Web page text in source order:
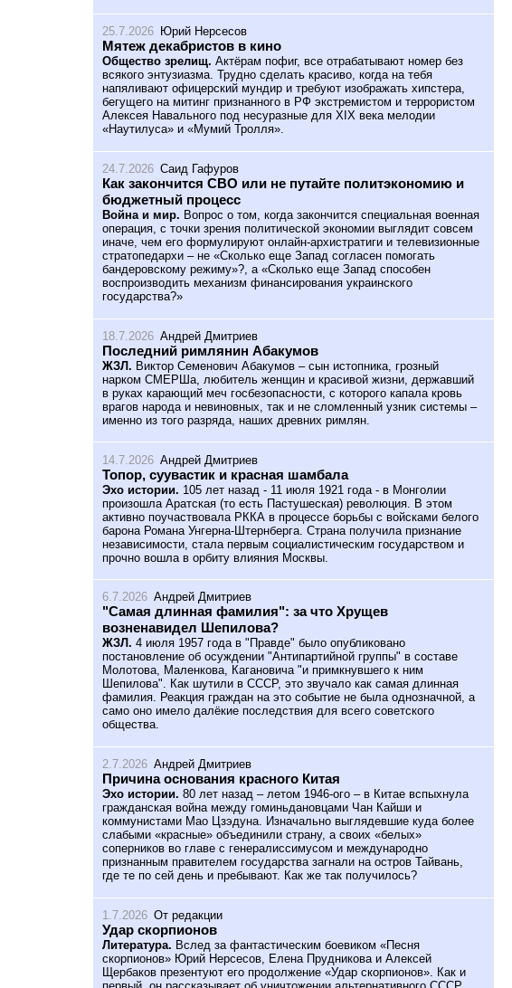
25.7.2026 Юрий Нерсесов
Мятеж декабристов в кино
Общество зрелищ. Актёрам пофиг, все отрабатывают номер без
всякого энтузиазма. Трудно сделать красиво, когда на тебя
напяливают офицерский мундир и требуют изображать хипстера,
бегущего на митинг признанного в РФ экстремистом и террористом
Алексея Навального под несуразные для XIX века мелодии
«Наутилуса» и «Мумий Тролля».
24.7.2026 Саид Гафуров
Как закончится СВО или не путайте политэкономию и
бюджетный процесс
Война и мир. Вопрос о том, когда закончится специальная военная
операция, с точки зрения политической экономии выглядит совсем
иначе, чем его формулируют онлайн-архистратиги и телевизионные
стратопедархи – не «Сколько еще Запад согласен помогать
бандеровскому режиму»?, а «Сколько еще Запад способен
воспроизводить механизм финансирования украинского
государства?»
18.7.2026 Андрей Дмитриев
Последний римлянин Абакумов
ЖЗЛ. Виктор Семенович Абакумов – сын истопника, грозный
нарком СМЕРШа, любитель женщин и красивой жизни, державший
в руках карающий меч госбезопасности, с которого капала кровь
врагов народа и невиновных, так и не сломленный узник системы –
именно из того разряда, наших древних римлян.
14.7.2026 Андрей Дмитриев
Топор, суувастик и красная шамбала
Эхо истории. 105 лет назад - 11 июля 1921 года - в Монголии
произошла Аратская (то есть Пастушеская) революция. В этом
активно поучаствовала РККА в процессе борьбы с войсками белого
барона Романа Унгерна-Штернберга. Страна получила признание
независимости, стала первым социалистическим государством и
прочно вошла в орбиту влияния Москвы.
6.7.2026 Андрей Дмитриев
"Самая длинная фамилия": за что Хрущев
возненавидел Шепилова?
ЖЗЛ. 4 июля 1957 года в "Правде" было опубликовано
постановление об осуждении "Антипартийной группы" в составе
Молотова, Маленкова, Кагановича "и примкнувшего к ним
Шепилова". Как шутили в СССР, это звучало как самая длинная
фамилия. Реакция граждан на это событие не была однозначной, а
само оно имело далёкие последствия для всего советского
общества.
2.7.2026 Андрей Дмитриев
Причина основания красного Китая
Эхо истории. 80 лет назад – летом 1946-ого – в Китае вспыхнула
гражданская война между гоминьдановцами Чан Кайши и
коммунистами Мао Цзэдуна. Изначально выглядевшие куда более
слабыми «красные» объединили страну, а своих «белых»
соперников во главе с генералиссимусом и международно
признанным правителем государства загнали на остров Тайвань,
где те по сей день и пребывают. Как же так получилось?
1.7.2026 От редакции
Удар скорпионов
Литература. Вслед за фантастическим боевиком «Песня
скорпионов» Юрий Нерсесов, Елена Прудникова и Алексей
Щербаков презентуют его продолжение «Удар скорпионов». Как и